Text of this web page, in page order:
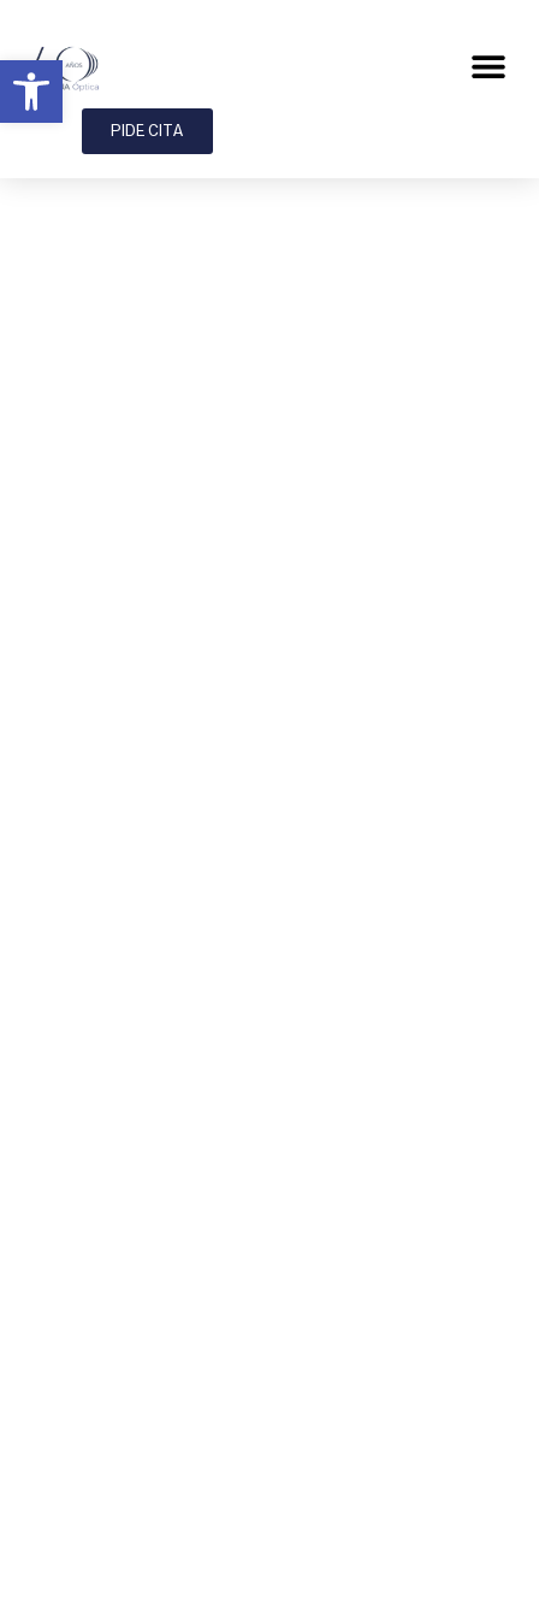
PIDE CITA
Abrir barra de herramientas